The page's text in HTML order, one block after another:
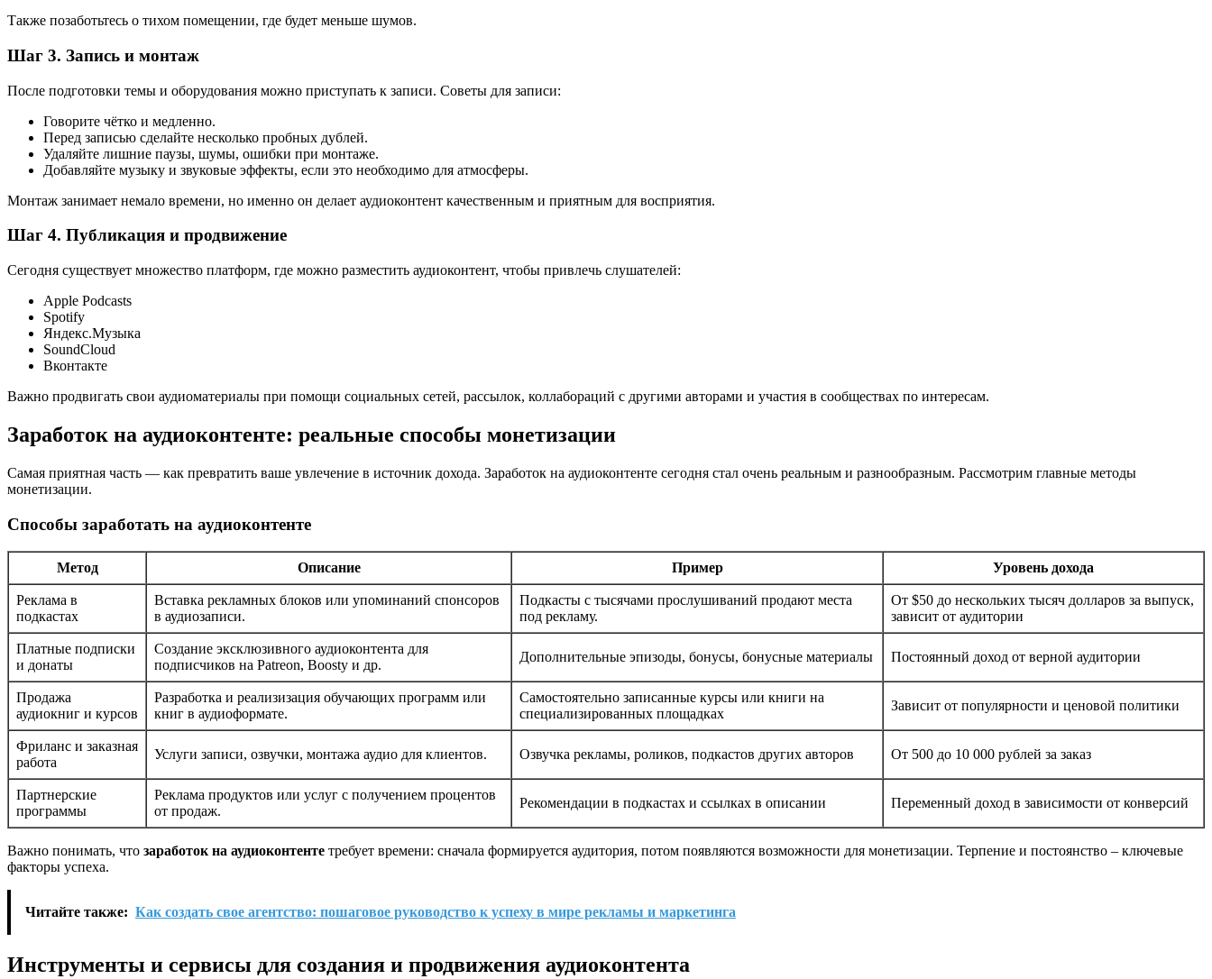
Также позаботьтесь о тихом помещении, где будет меньше шумов.
Шаг 3. Запись и монтаж
После подготовки темы и оборудования можно приступать к записи. Советы для записи:
Говорите чётко и медленно.
Перед записью сделайте несколько пробных дублей.
Удаляйте лишние паузы, шумы, ошибки при монтаже.
Добавляйте музыку и звуковые эффекты, если это необходимо для атмосферы.
Монтаж занимает немало времени, но именно он делает аудиоконтент качественным и приятным для восприятия.
Шаг 4. Публикация и продвижение
Сегодня существует множество платформ, где можно разместить аудиоконтент, чтобы привлечь слушателей:
Apple Podcasts
Spotify
Яндекс.Музыка
SoundCloud
Вконтакте
Важно продвигать свои аудиоматериалы при помощи социальных сетей, рассылок, коллабораций с другими авторами и участия в сообществах по интересам.
Заработок на аудиоконтенте: реальные способы монетизации
Самая приятная часть — как превратить ваше увлечение в источник дохода. Заработок на аудиоконтенте сегодня стал очень реальным и разнообразным. Рассмотрим главные методы
монетизации.
Способы заработать на аудиоконтенте
Метод Описание Пример Уровень дохода
Реклама в
подкастах
Вставка рекламных блоков или упоминаний спонсоров
в аудиозаписи.
Подкасты с тысячами прослушиваний продают места
под рекламу.
От $50 до нескольких тысяч долларов за выпуск,
зависит от аудитории
Платные подписки
и донаты
Создание эксклюзивного аудиоконтента для
подписчиков на Patreon, Boosty и др.
Дополнительные эпизоды, бонусы, бонусные материалы Постоянный доход от верной аудитории
Продажа
аудиокниг и курсов
Разработка и реализизация обучающих программ или
книг в аудиоформате.
Самостоятельно записанные курсы или книги на
специализированных площадках
Зависит от популярности и ценовой политики
Фриланс и заказная
работа
Услуги записи, озвучки, монтажа аудио для клиентов. Озвучка рекламы, роликов, подкастов других авторов От 500 до 10 000 рублей за заказ
Партнерские
программы
Реклама продуктов или услуг с получением процентов
от продаж.
Рекомендации в подкастах и ссылках в описании Переменный доход в зависимости от конверсий
Важно понимать, что заработок на аудиоконтенте требует времени: сначала формируется аудитория, потом появляются возможности для монетизации. Терпение и постоянство – ключевые
факторы успеха.
Читайте также: Как создать свое агентство: пошаговое руководство к успеху в мире рекламы и маркетинга
Инструменты и сервисы для создания и продвижения аудиоконтента